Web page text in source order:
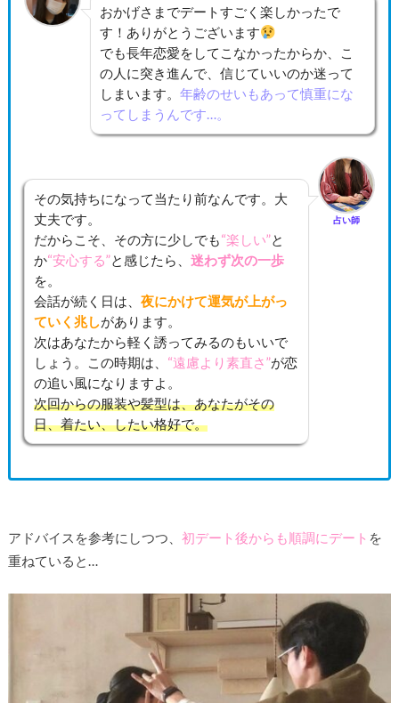
おかげさまでデートすごく楽しかったで
す！ありがとうございます
でも長年恋愛をしてこなかったからか、こ
の人に突き進んで、信じていいのか迷って
しまいます。年齢のせいもあって慎重にな
ってしまうんです…。
その気持ちになって当たり前なんです。大
丈夫です。
だからこそ、その方に少しでも“楽しい”と
か“安心する”と感じたら、迷わず次の一歩
を。
会話が続く日は、夜にかけて運気が上がっ
ていく兆しがあります。
次はあなたから軽く誘ってみるのもいいで
しょう。この時期は、 “遠慮より素直さ”が恋
の追い風になりますよ。
次回からの服装や髪型は、あなたがその
日、着たい、したい格好で。
占い師
アドバイスを参考にしつつ、 初デート後からも順調にデート を
重ねていると…